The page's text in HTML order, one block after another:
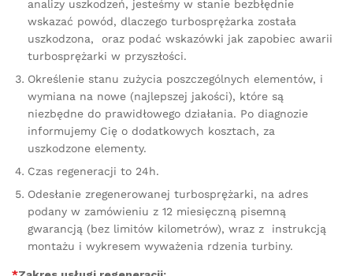
analizy uszkodzeń, jesteśmy w stanie bezbłędnie
wskazać powód, dlaczego turbosprężarka została
uszkodzona, oraz podać wskazówki jak zapobiec awarii
turbosprężarki w przyszłości.
Określenie stanu zużycia poszczególnych elementów, i
wymiana na nowe (najlepszej jakości), które są
niezbędne do prawidłowego działania. Po diagnozie
informujemy Cię o dodatkowych kosztach, za
uszkodzone elementy.
Czas regeneracji to 24h.
Odesłanie zregenerowanej turbosprężarki, na adres
podany w zamówieniu z 12 miesięczną pisemną
gwarancją (bez limitów kilometrów), wraz z instrukcją
montażu i wykresem wyważenia rdzenia turbiny.